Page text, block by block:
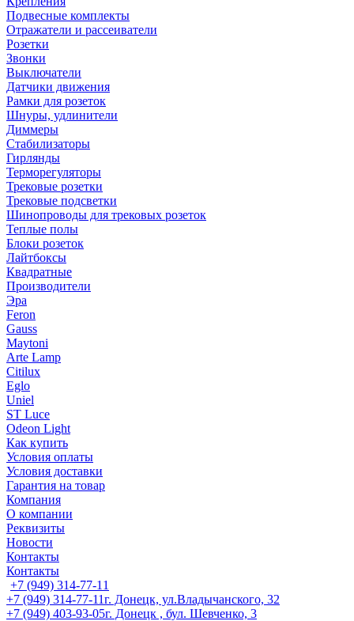
Подвесные комплекты
Отражатели и рассеиватели
Розетки
Звонки
Выключатели
Датчики движения
Рамки для розеток
Шнуры, удлинители
Диммеры
Стабилизаторы
Гирлянды
Терморегуляторы
Трековые розетки
Трековые подсветки
Шинопроводы для трековых розеток
Теплые полы
Блоки розеток
Лайтбоксы
Квадратные
Производители
Эра
Feron
Gauss
Maytoni
Arte Lamp
Citilux
Eglo
Uniel
ST Luce
Odeon Light
Как купить
Условия оплаты
Условия доставки
Гарантия на товар
Компания
О компании
Реквизиты
Новости
Контакты
Контакты
+7 (949) 314-77-11
+7 (949) 314-77-11г. Донецк, ул.Владычанского, 32
+7 (949) 403-93-05г. Донецк , бул. Шевченко, 3